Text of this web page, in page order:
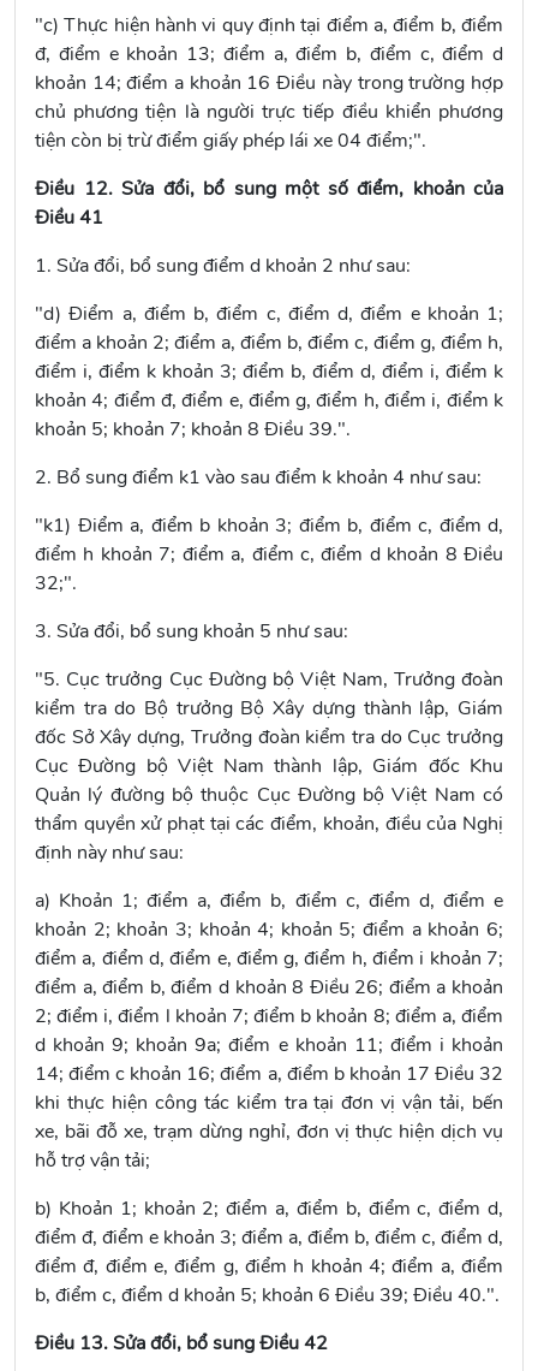
"c) Thực hiện hành vi quy định tại điểm a, điểm b, điểm
đ, điểm e khoản 13; điểm a, điểm b, điểm c, điểm d
khoản 14; điểm a khoản 16 Điều nàytrong trường hợp
chủ phương tiện là người trực tiếp điều khiển phương
tiện còn bị trừ điểm giấy phép lái xe 04 điểm;".
Điều 12. Sửa đổi, bổ sung một số điểm, khoản của
Điều 41
1. Sửa đổi, bổ sungđiểm d khoản 2 như sau:
"d) Điểm a, điểm b, điểm c, điểm d, điểm e khoản 1;
điểm a khoản 2; điểm a, điểm b, điểm c, điểm g, điểm h,
điểm i, điểm k khoản 3; điểm b, điểm d, điểm i, điểm k
khoản 4; điểm đ, điểm e, điểm g, điểm h, điểm i, điểm k
khoản 5; khoản 7; khoản 8 Điều 39.".
2. Bổ sung điểm k1 vào sau điểm k khoản 4 như sau:
"k1) Điểm a, điểm b khoản 3; điểm b, điểm c, điểm d,
điểm h khoản 7; điểm a, điểm c, điểm d khoản 8 Điều
32;".
3. Sửa đổi, bổ sung khoản 5 như sau:
"5. Cục trưởng Cục Đường bộ Việt Nam, Trưởng đoàn
kiểm tra do Bộ trưởng Bộ Xây dựng thành lập, Giám
đốc Sở Xây dựng, Trưởng đoàn kiểm tra do Cục trưởng
Cục Đường bộ Việt Nam thành lập, Giám đốc Khu
Quản lý đường bộ thuộc Cục Đường bộ Việt Nam có
thẩm quyền xử phạt tại các điểm, khoản, điều của Nghị
định này như sau:
a) Khoản 1; điểm a, điểm b, điểm c, điểm d, điểm e
khoản 2; khoản 3; khoản 4; khoản 5; điểm a khoản 6;
điểm a, điểm d, điểm e, điểm g, điểm h, điểm i khoản 7;
điểm a, điểm b, điểm d khoản 8 Điều 26; điểm a khoản
2; điểm i, điểm l khoản 7; điểm b khoản 8; điểm a, điểm
d khoản 9; khoản 9a; điểm e khoản 11; điểm i khoản
14; điểm c khoản 16; điểm a, điểm b khoản 17 Điều 32
khi thực hiện công tác kiểm tra tại đơn vị vận tải, bến
xe, bãi đỗ xe, trạm dừng nghỉ, đơn vị thực hiện dịch vụ
hỗ trợ vận tải;
b) Khoản 1; khoản 2; điểm a, điểm b, điểm c, điểm d,
điểm đ, điểm e khoản 3; điểm a, điểm b, điểm c, điểm d,
điểm đ, điểm e, điểm g, điểm h khoản 4; điểm a, điểm
b, điểm c, điểm d khoản 5; khoản 6 Điều 39; Điều 40.".
Điều 13. Sửa đổi, bổ sung Điều 42